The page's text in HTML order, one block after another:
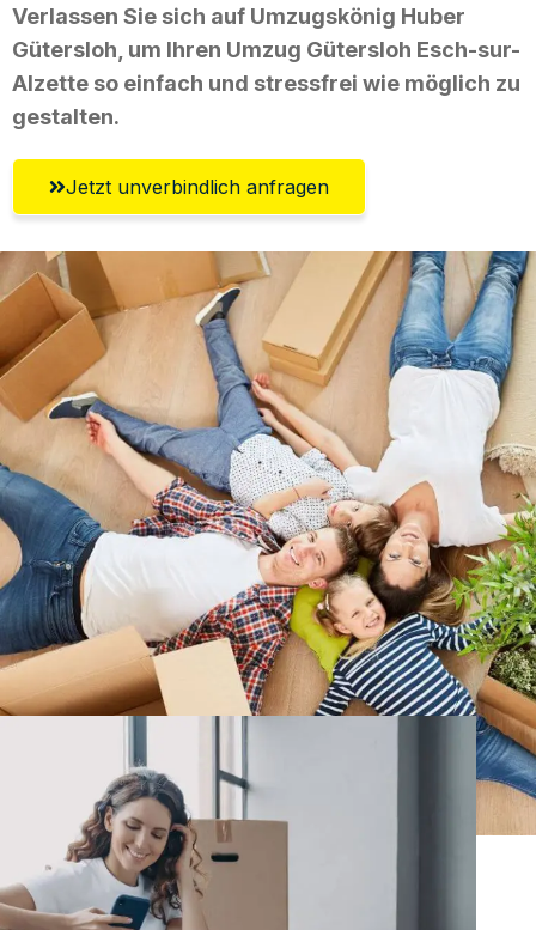
Verlassen Sie sich auf Umzugskönig Huber
Gütersloh, um Ihren Umzug Gütersloh Esch-sur-
Alzette so einfach und stressfrei wie möglich zu
gestalten.
Jetzt unverbindlich anfragen